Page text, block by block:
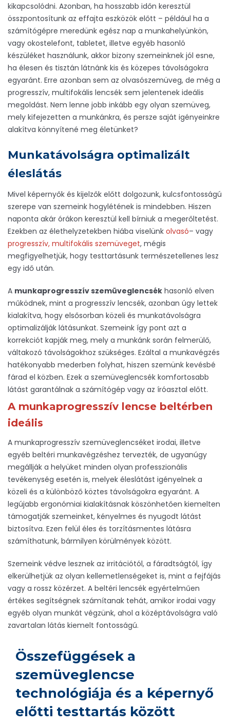
kikapcsolódni. Azonban, ha hosszabb időn keresztül
összpontosítunk az effajta eszközök előtt – például ha a
számítógépre meredünk egész nap a munkahelyünkön,
vagy okostelefont, tabletet, illetve egyéb hasonló
készüléket használunk, akkor bizony szemeinknek jól esne,
ha élesen és tisztán látnánk kis és közepes távolságokra
egyaránt. Erre azonban sem az olvasószemüveg, de még a
progresszív, multifokális lencsék sem jelentenek ideális
megoldást. Nem lenne jobb inkább egy olyan szemüveg,
mely kifejezetten a munkánkra, és persze saját igényeinkre
alakítva könnyítené meg életünket?
Munkatávolságra optimalizált
éleslátás
Mivel képernyők és kijelzők előtt dolgozunk, kulcsfontosságú
szerepe van szemeink hogylétének is mindebben. Hiszen
naponta akár órákon keresztül kell bírniuk a megerőltetést.
Ezekben az élethelyzetekben hiába viselünk olvasó– vagy
progresszív, multifokális szemüveget, mégis
megfigyelhetjük, hogy testtartásunk természetellenes lesz
egy idő után.
A munkaprogresszív szemüveglencsék hasonló elven
működnek, mint a progresszív lencsék, azonban úgy lettek
kialakítva, hogy elsősorban közeli és munkatávolságra
optimalizálják látásunkat. Szemeink így pont azt a
korrekciót kapják meg, mely a munkánk során felmerülő,
váltakozó távolságokhoz szükséges. Ezáltal a munkavégzés
hatékonyabb mederben folyhat, hiszen szemünk kevésbé
fárad el közben. Ezek a szemüveglencsék komfortosabb
látást garantálnak a számítógép vagy az íróasztal előtt.
A munkaprogresszív lencse beltérben
ideális
A munkaprogresszív szemüveglencséket irodai, illetve
egyéb beltéri munkavégzéshez tervezték, de ugyanúgy
megállják a helyüket minden olyan professzionális
tevékenység esetén is, melyek éleslátást igényelnek a
közeli és a különböző köztes távolságokra egyaránt. A
legújabb ergonómiai kialakításnak köszönhetően kiemelten
támogatják szemeinket, kényelmes és nyugodt látást
biztosítva. Ezen felül éles és torzításmentes látásra
számíthatunk, bármilyen körülmények között.
Szemeink védve lesznek az irritációtól, a fáradtságtól, így
elkerülhetjük az olyan kellemetlenségeket is, mint a fejfájás
vagy a rossz közérzet. A beltéri lencsék egyértelműen
értékes segítségnek számítanak tehát, amikor irodai vagy
egyéb olyan munkát végzünk, ahol a középtávolságra való
zavartalan látás kiemelt fontosságú.
Összefüggések a
szemüveglencse
technológiája és a képernyő
előtti testtartás között